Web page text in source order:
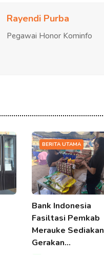
Rayendi Purba
Pegawai Honor Kominfo
BERITA UTAMA
Bank Indonesia
Fasiltasi Pemkab
Merauke Sediakan
Gerakan…